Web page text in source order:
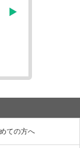
ての方へ